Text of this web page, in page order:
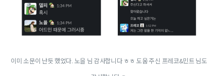
이미 소문이 난듯 했었다. 노을 님 감사합니다 ㅎㅎ 도움 주신 프레코&민트 님도